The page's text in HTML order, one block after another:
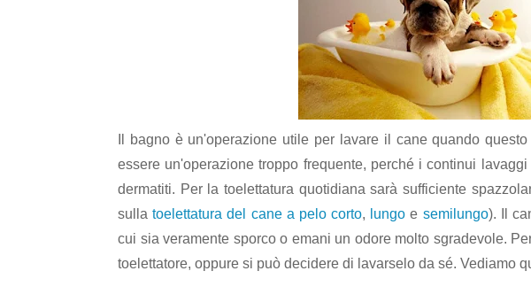
Il bagno è un'operazione utile per lavare il cane quando
essere un'operazione troppo frequente, perché i continui
dermatiti. Per la toelettatura quotidiana sarà sufficiente
sullatoelettatura del cane a pelo corto, lungo e semilungo). Il
cui sia veramente sporco o emani un odore molto sgradevole.
toelettatore, oppure si può decidere di lavarselo da sé. Vediamo